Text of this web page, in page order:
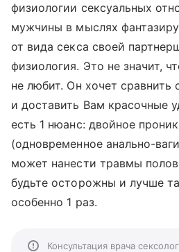
физиологии сексуальных
мужчины в мыслях
от вида секса своей
физиология. Это не значит,
не любит. Он хочет сравнить
и доставить Вам красочные
есть 1 нюанс: двойное
(одновременное анально-
может нанести травмы
будьте осторожны и лучше
особенно 1 раз.
Консультация врача